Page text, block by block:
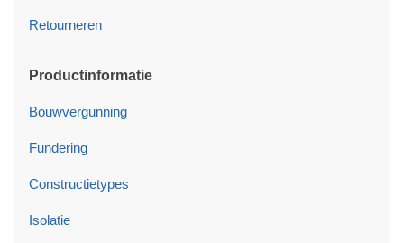
Retourneren
Productinformatie
Bouwvergunning
Fundering
Constructietypes
Isolatie